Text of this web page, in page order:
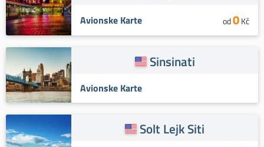
Avionske Karte od0Kč
Sinsinati
Avionske Karte
Solt Lejk Siti